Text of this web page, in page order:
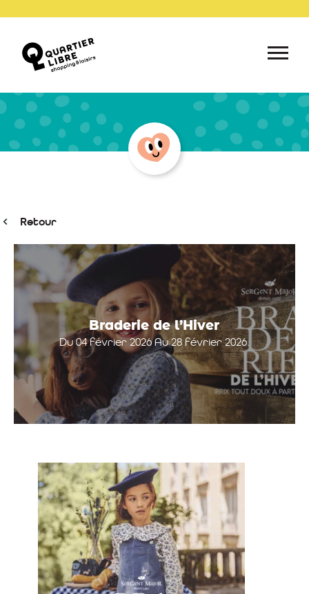
Retour
Braderie de l’Hiver
Du 04 février 2026 Au 28 février 2026.